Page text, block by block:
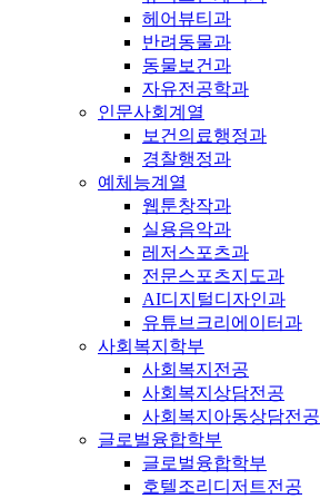
헤어뷰티과
반려동물과
동물보건과
자유전공학과
인문사회계열
보건의료행정과
경찰행정과
예체능계열
웹툰창작과
실용음악과
레저스포츠과
전문스포츠지도과
AI디지털디자인과
유튜브크리에이터과
사회복지학부
사회복지전공
사회복지상담전공
사회복지아동상담전공
글로벌융합학부
글로벌융합학부
호텔조리디저트전공